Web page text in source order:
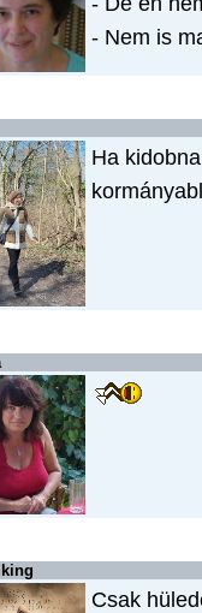
- Nem is
Ha
Csak